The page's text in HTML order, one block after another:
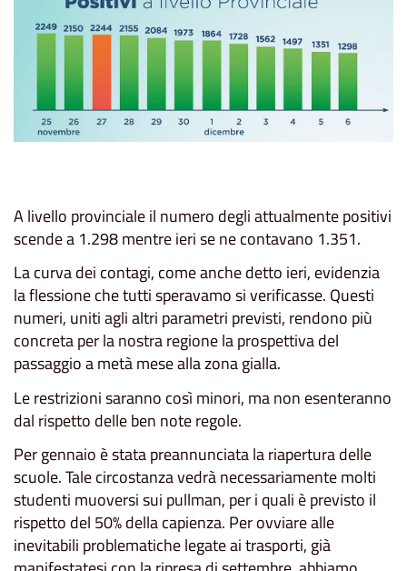
A livello provinciale il numero degli attualmente positivi
scende a 1.298 mentre ieri se ne contavano 1.351.
La curva dei contagi, come anche detto ieri, evidenzia
la flessione che tutti speravamo si verificasse. Questi
numeri, uniti agli altri parametri previsti, rendono più
concreta per la nostra regione la prospettiva del
passaggio a metà mese alla zona gialla.
Le restrizioni saranno così minori, ma non esenteranno
dal rispetto delle ben note regole.
Per gennaio è stata preannunciata la riapertura delle
scuole. Tale circostanza vedrà necessariamente molti
studenti muoversi sui pullman, per i quali è previsto il
rispetto del 50% della capienza. Per ovviare alle
inevitabili problematiche legate ai trasporti, già